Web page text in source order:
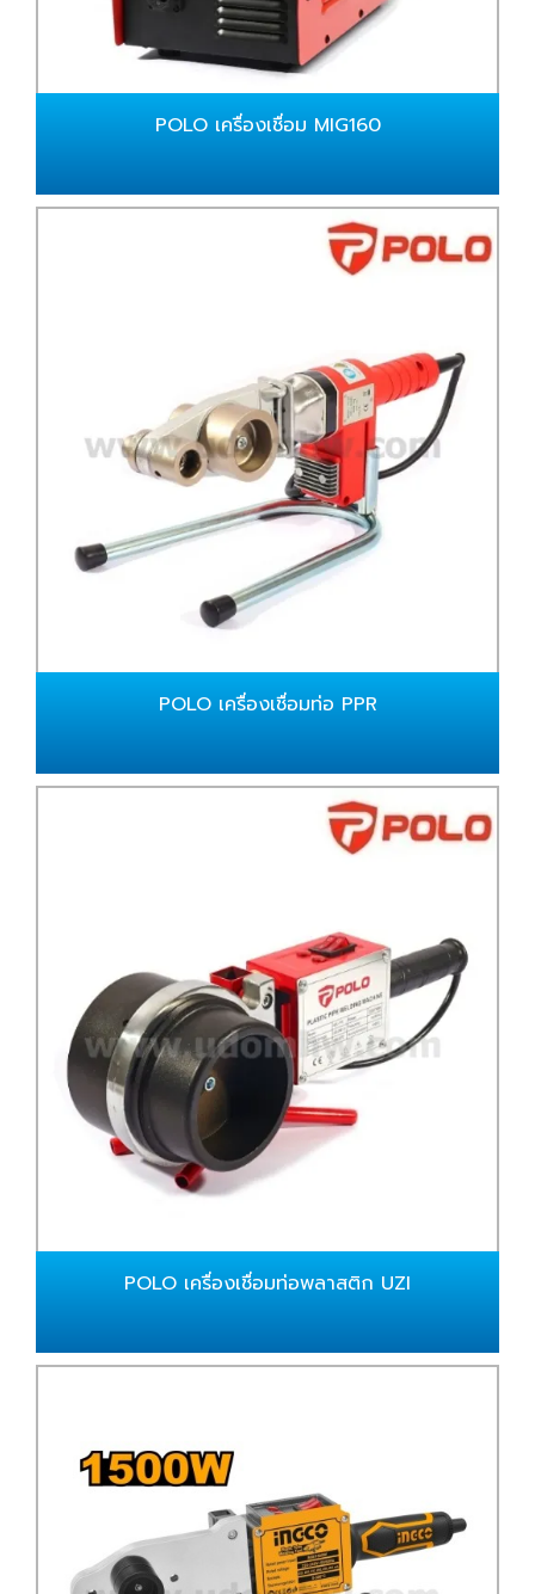
POLO เครื่องเชื่อม MIG160
POLO เครื่องเชื่อมท่อ PPR
POLO เครื่องเชื่อมท่อพลาสติก UZI